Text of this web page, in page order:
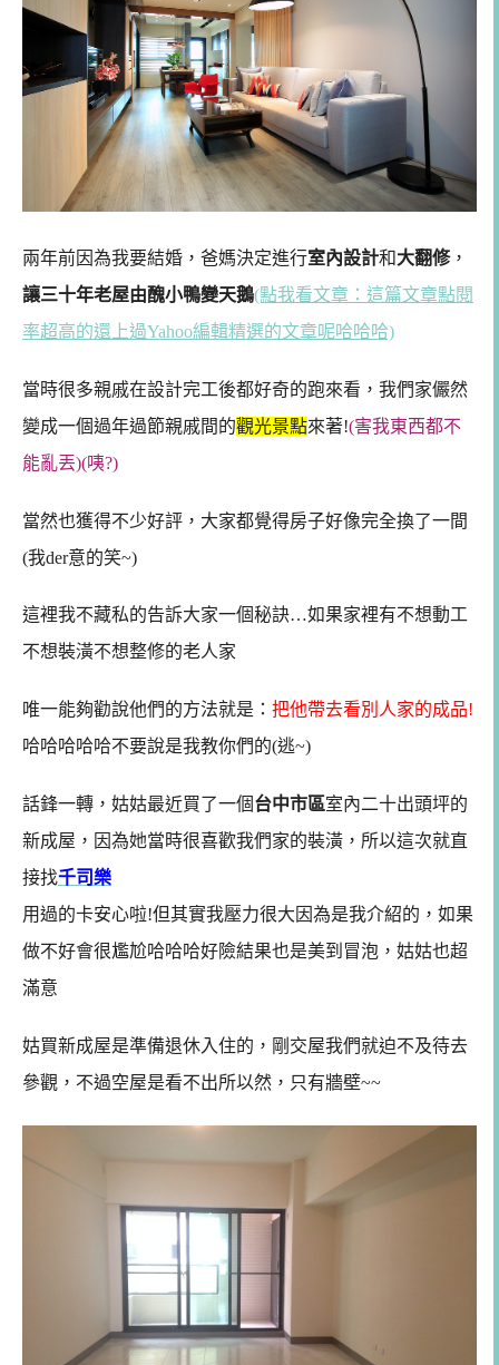
兩年前因為我要結婚，爸媽決定進行室內設計和大翻修，
讓三十年老屋由醜小鴨變天鵝(點我看文章：這篇文章點閱
率超高的還上過Yahoo編輯精選的文章呢哈哈哈)
當時很多親戚在設計完工後都好奇的跑來看，我們家儼然
變成一個過年過節親戚間的觀光景點來著!(害我東西都不
能亂丟)(咦?)
當然也獲得不少好評，大家都覺得房子好像完全換了一間
(我der意的笑~)
這裡我不藏私的告訴大家一個秘訣…如果家裡有不想動工
不想裝潢不想整修的老人家
唯一能夠勸說他們的方法就是： 把他帶去看別人家的成品!
哈哈哈哈哈不要說是我教你們的(逃~)
話鋒一轉，姑姑最近買了一個台中市區室內二十出頭坪的
新成屋，因為她當時很喜歡我們家的裝潢，所以這次就直
接找千司樂
用過的卡安心啦!但其實我壓力很大因為是我介紹的，如果
做不好會很尷尬哈哈哈好險結果也是美到冒泡，姑姑也超
滿意
姑買新成屋是準備退休入住的，剛交屋我們就迫不及待去
參觀，不過空屋是看不出所以然，只有牆壁~~